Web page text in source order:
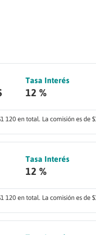
Tasa Interés
12 %
120 en total. La comisión es de
Tasa Interés
12 %
120 en total. La comisión es de